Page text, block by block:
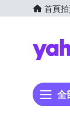
首頁
全